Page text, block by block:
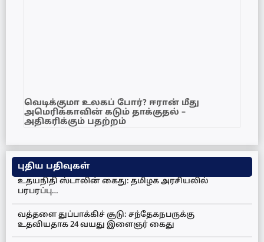
வெடிக்குமா உலகப் போர்? ஈரான் மீது
அமெரிக்காவின் கடும் தாக்குதல் –
அதிகரிக்கும் பதற்றம்
புதிய பதிவுகள்
உதயநிதி ஸ்டாலின் கைது: தமிழக அரசியலில்
பரபரப்பு…
வத்தளை துப்பாக்கிச் சூடு: சந்தேகநபருக்கு
உதவியதாக 24 வயது இளைஞர் கைது